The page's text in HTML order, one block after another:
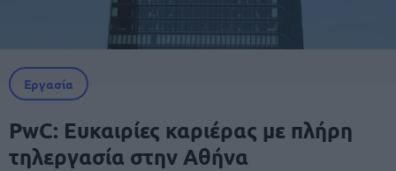
Εργασία
PwC: Ευκαιρίες καριέρας με πλήρη
τηλεργασία στην Αθήνα